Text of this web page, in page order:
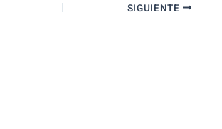
SIGUIENTE